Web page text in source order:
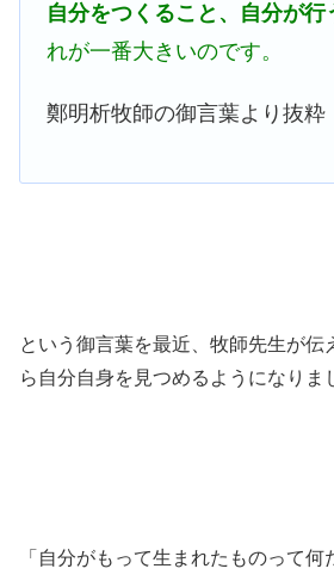
自分をつくること、自分が行
れが一番大きいのです。
鄭明析牧師の御言葉より抜粋
という御言葉を最近、牧師先生が伝
ら自分自身を見つめるようになりま
「自分がもって生まれたものって何